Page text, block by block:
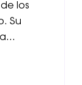
los
Su